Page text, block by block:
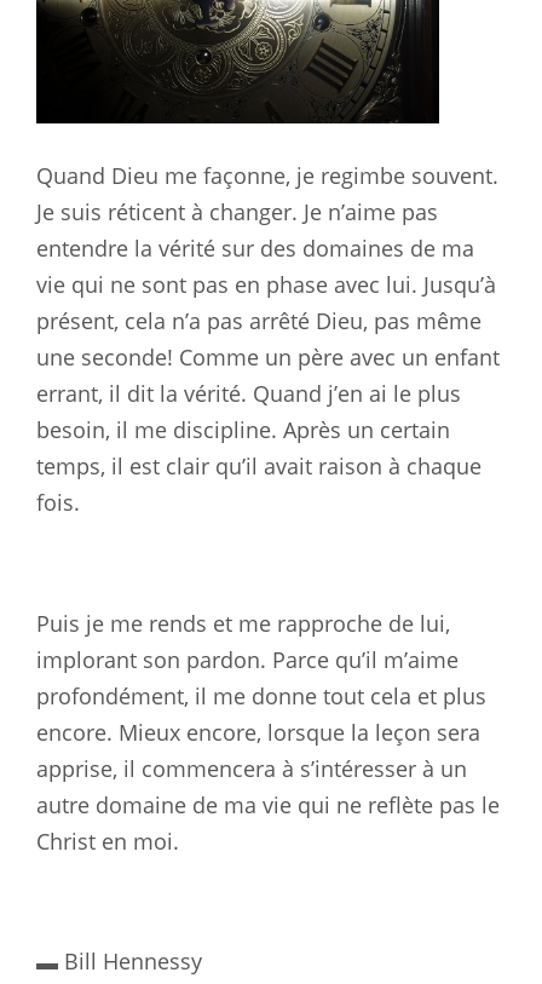
Quand Dieu me façonne, je regimbe souvent.
Je suis réticent à changer. Je n’aime pas
entendre la vérité sur des domaines de ma
vie qui ne sont pas en phase avec lui. Jusqu’à
présent, cela n’a pas arrêté Dieu, pas même
une seconde! Comme un père avec un enfant
errant, il dit la vérité. Quand j’en ai le plus
besoin, il me discipline. Après un certain
temps, il est clair qu’il avait raison à chaque
fois.
Puis je me rends et me rapproche de lui,
implorant son pardon. Parce qu’il m’aime
profondément, il me donne tout cela et plus
encore. Mieux encore, lorsque la leçon sera
apprise, il commencera à s’intéresser à un
autre domaine de ma vie qui ne reflète pas le
Christ en moi.
▬ Bill Hennessy